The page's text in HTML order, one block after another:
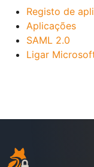
Registo de
Aplicações
SAML 2.0
Ligar